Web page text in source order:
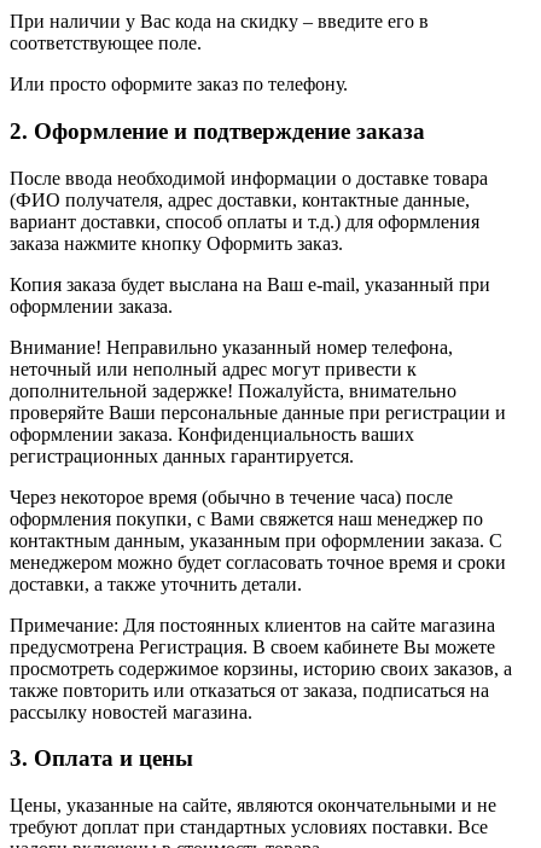
При наличии у Вас кода на скидку – введите его в
соответствующее поле.
Или просто оформите заказ по телефону.
2. Оформление и подтверждение заказа
После ввода необходимой информации о доставке товара
(ФИО получателя, адрес доставки, контактные данные,
вариант доставки, способ оплаты и т.д.) для оформления
заказа нажмите кнопку Оформить заказ.
Копия заказа будет выслана на Ваш e-mail, указанный при
оформлении заказа.
Внимание! Неправильно указанный номер телефона,
неточный или неполный адрес могут привести к
дополнительной задержке! Пожалуйста, внимательно
проверяйте Ваши персональные данные при регистрации и
оформлении заказа. Конфиденциальность ваших
регистрационных данных гарантируется.
Через некоторое время (обычно в течение часа) после
оформления покупки, с Вами свяжется наш менеджер по
контактным данным, указанным при оформлении заказа. С
менеджером можно будет согласовать точное время и сроки
доставки, а также уточнить детали.
Примечание: Для постоянных клиентов на сайте магазина
предусмотрена Регистрация. В своем кабинете Вы можете
просмотреть содержимое корзины, историю своих заказов, а
также повторить или отказаться от заказа, подписаться на
рассылку новостей магазина.
3. Оплата и цены
Цены, указанные на сайте, являются окончательными и не
требуют доплат при стандартных условиях поставки. Все